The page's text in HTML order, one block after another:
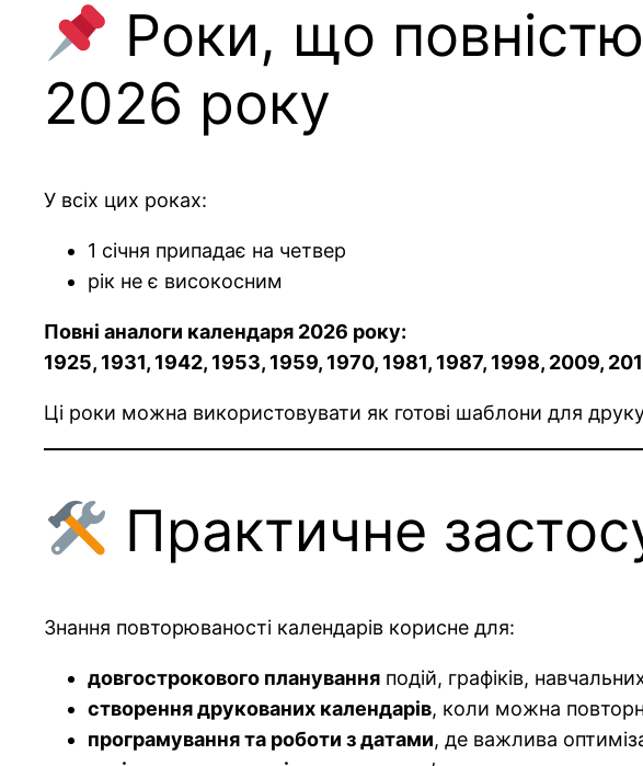
Роки, що
2026 року
У всіх цих роках:
1 січня припадає на четвер
рік не є високосним
Повні аналоги календаря 2026 року:
1925, 1931, 1942, 1953, 1959, 1970, 1981, 1987, 1998, 2009,
Ці роки можна використовувати як готові шаблони для
Практичне
Знання повторюваності календарів корисне для:
довгострокового планування подій, графіків,
створення друкованих календарів, коли можна
програмування та роботи з датами, де важлива